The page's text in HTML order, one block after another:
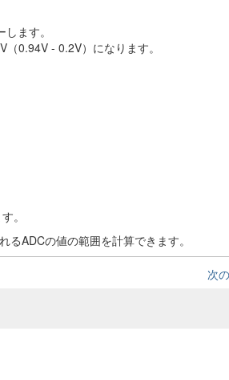
ます。
0.94V - 0.2V）になります。
。
ADCの値の範囲を計算できます。
次